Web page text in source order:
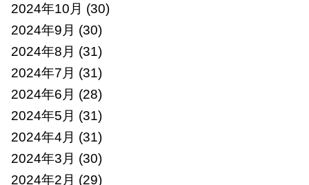
2024年10月 (30)
2024年9月 (30)
2024年8月 (31)
2024年7月 (31)
2024年6月 (28)
2024年5月 (31)
2024年4月 (31)
2024年3月 (30)
2024年2月 (29)